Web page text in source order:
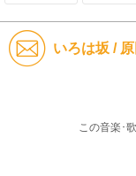
いろは坂 /
この音楽･